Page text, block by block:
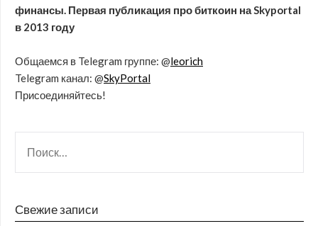
финансы. Первая публикация про биткоин на Skyportal
в 2013 году
Общаемся в Telegram группе: @leorich
Telegram канал: @SkyPortal
Присоединяйтесь!
Свежие записи